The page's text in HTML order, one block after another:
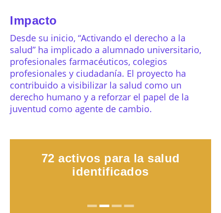
Impacto
Desde su inicio, “Activando el derecho a la
salud” ha implicado a alumnado universitario,
profesionales farmacéuticos, colegios
profesionales y ciudadanía. El proyecto ha
contribuido a visibilizar la salud como un
derecho humano y a reforzar el papel de la
juventud como agente de cambio.
Más de 50 estudiantes
participantes
72 activos para la salud
identificados
Exposición itinerante en 9
espacios
Más de 145.000 personas
alcanzadas